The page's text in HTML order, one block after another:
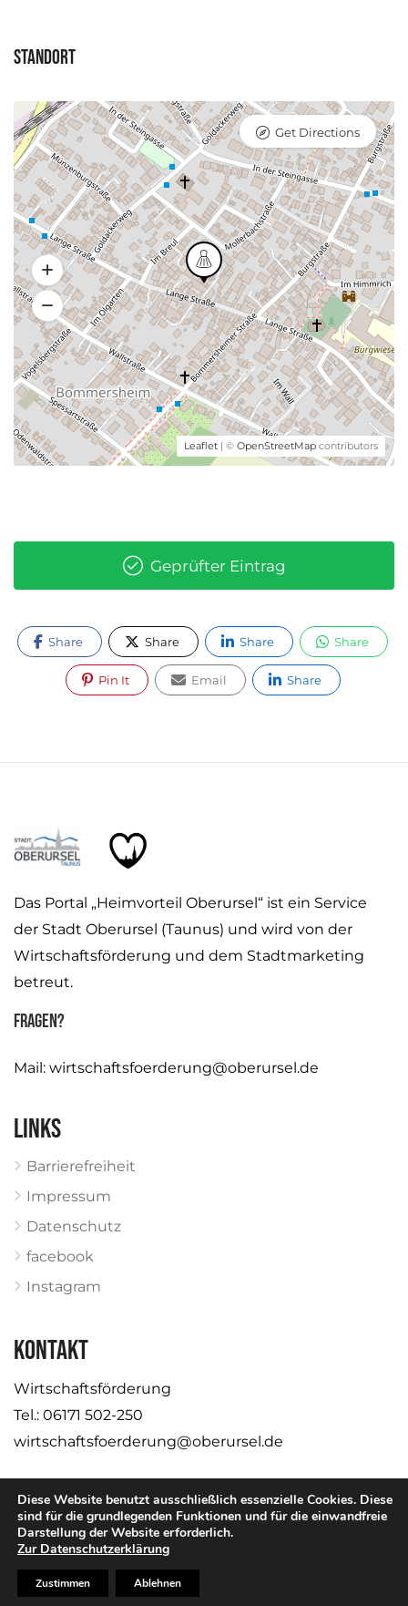
Standort
Leaflet | © OpenStreetMap contributors
Get Directions
Geprüfter Eintrag
Share Share Share Share
Pin It Email Share
Das Portal „Heimvorteil Oberursel“ ist ein Service
der Stadt Oberursel (Taunus) und wird von der
Wirtschaftsförderung und dem Stadtmarketing
betreut.
Fragen?
Mail: wirtschaftsfoerderung@oberursel.de
Links
Barrierefreiheit
Impressum
Datenschutz
facebook
Instagram
KONTAKT
Wirtschaftsförderung
Tel.: 06171 502-250
wirtschaftsfoerderung@oberursel.de
© Stadt Oberursel
Diese Website benutzt ausschließlich essenzielle Cookies. Diese
sind für die grundlegenden Funktionen und für die einwandfreie
Darstellung der Website erforderlich.
Zur Datenschutzerklärung
Zustimmen Ablehnen